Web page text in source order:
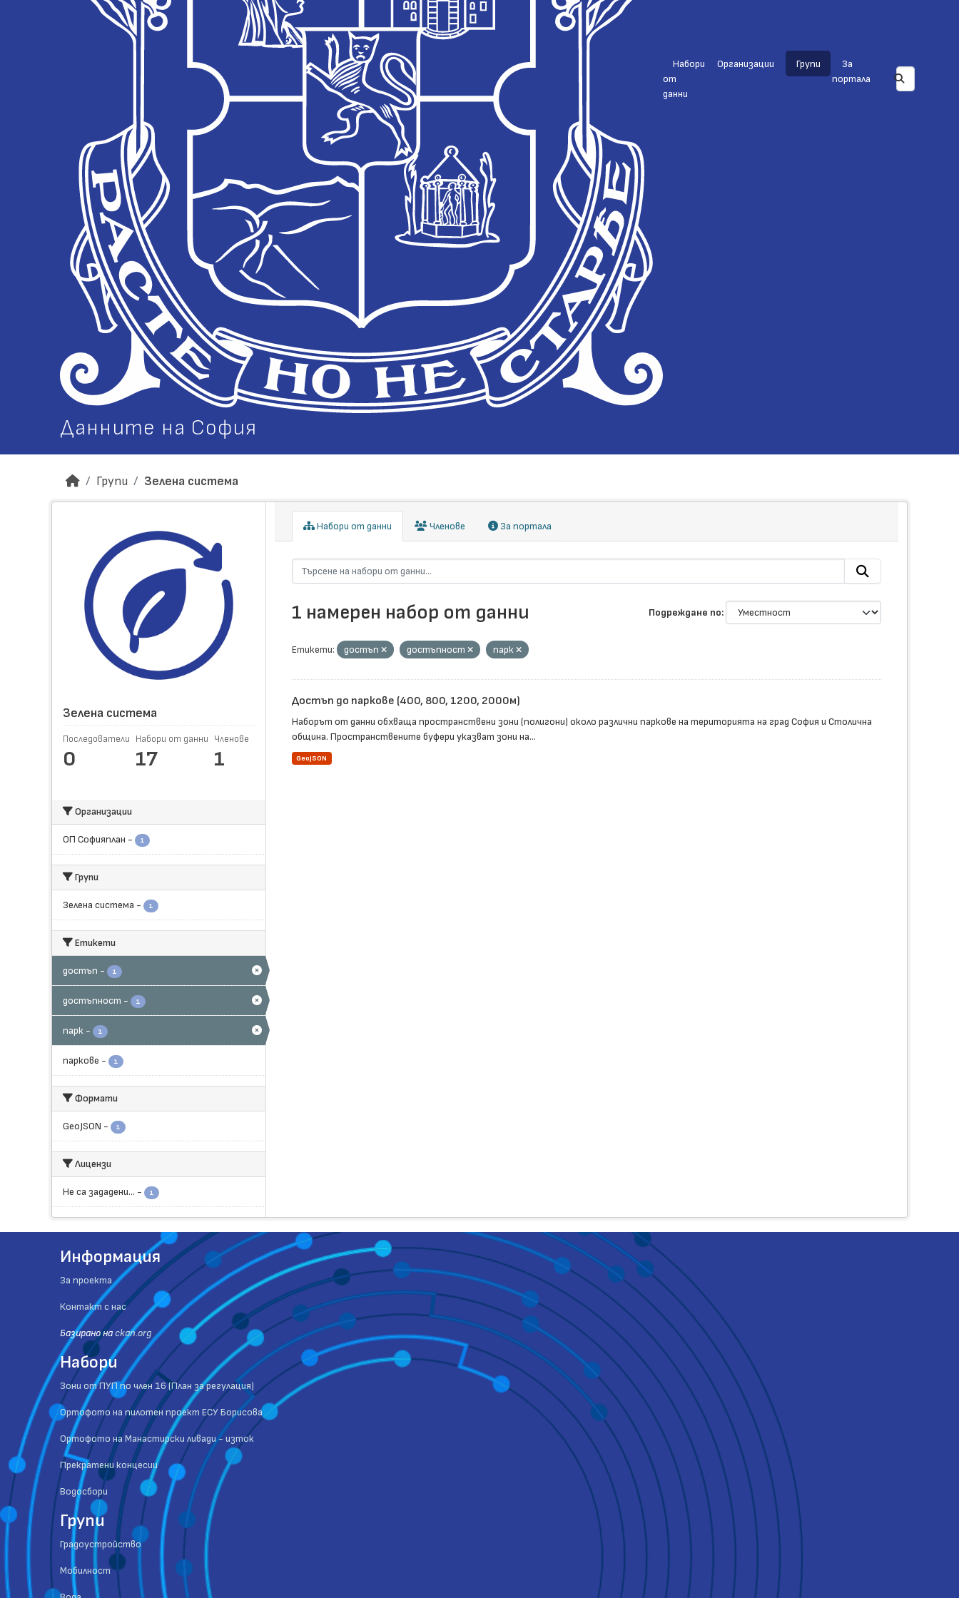
Данните на София
Набори
от
данни
Организации Групи
За
портала
Групи Зелена система
Зелена система
Последователи
0
Набори от данни
17
Членове
1
Организации
ОП Софияплан - 1
Групи
Зелена система - 1
Етикети
достъп - 1
достъпност - 1
парк - 1
паркове - 1
Формати
GeoJSON - 1
Лицензи
Не са зададени... - 1
Набори от данни Членове За портала
Подреждане по
1 намерен набор от данни
Етикети: достъп достъпност парк
Достъп до паркове (400, 800, 1200, 2000м)
Наборът от данни обхваща пространствени зони (полигони) около различни паркове на територията на град София и Столична
община. Пространствените буфери указват зони на...
GeoJSON
Информация
За проекта
Контакт с нас
Базиранo на ckan.org
Набори
Зони от ПУП по член 16 (План за регулация)
Ортофото на пилотен проект ЕСУ Борисова
Ортофото на Манастирски ливади - изток
Прекратени концесии
Водосбори
Групи
Градоустройство
Мобилност